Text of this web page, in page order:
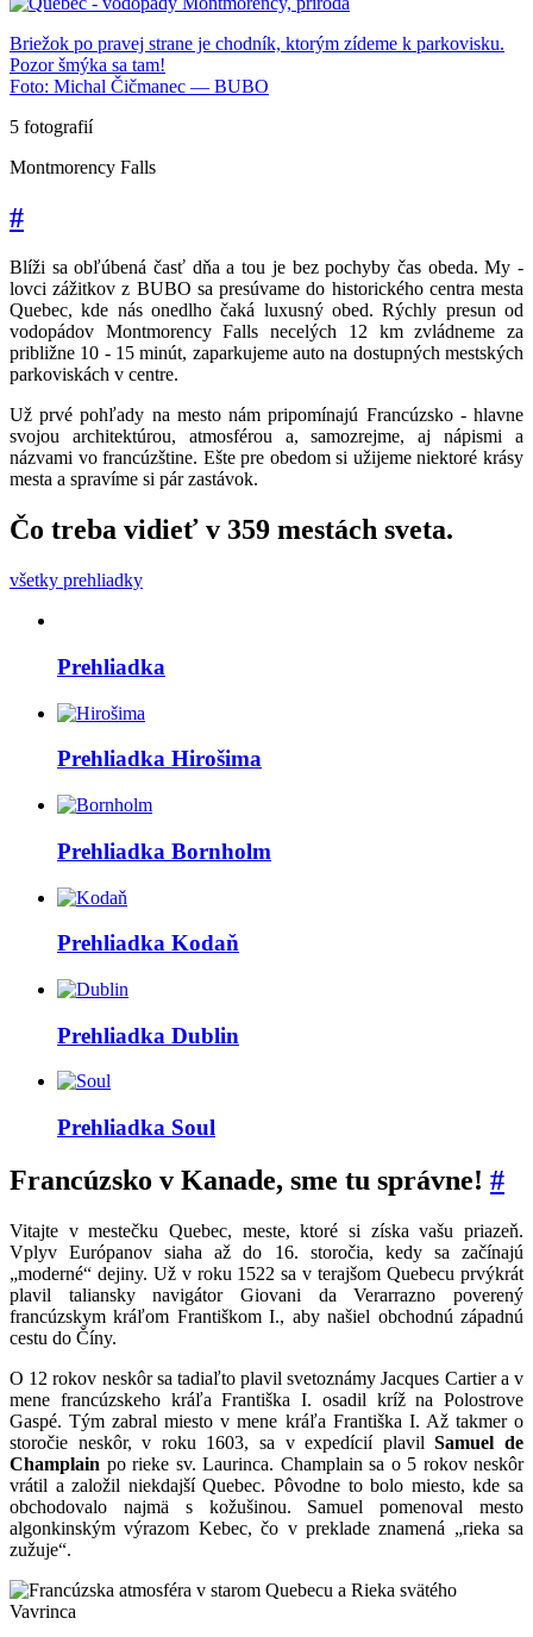
Briežok po pravej strane je chodník, ktorým zídeme k parkovisku.
Pozor šmýka sa tam!
Foto: Michal Čičmanec — BUBO
5 fotografií
Montmorency Falls
#
Blíži sa obľúbená časť dňa a tou je bez pochyby čas obeda. My -
lovci zážitkov z BUBO sa presúvame do historického centra mesta
Quebec, kde nás onedlho čaká luxusný obed. Rýchly presun od
vodopádov Montmorency Falls necelých 12 km zvládneme za
približne 10 - 15 minút, zaparkujeme auto na dostupných mestských
parkoviskách v centre.
Už prvé pohľady na mesto nám pripomínajú Francúzsko - hlavne
svojou architektúrou, atmosférou a, samozrejme, aj nápismi a
názvami vo francúzštine. Ešte pre obedom si užijeme niektoré krásy
mesta a spravíme si pár zastávok.
Čo treba vidieť v 359 mestách sveta.
všetky prehliadky
Prehliadka
Prehliadka Hirošima
Prehliadka Bornholm
Prehliadka Kodaň
Prehliadka Dublin
Prehliadka Soul
Francúzsko v Kanade, sme tu správne! #
Vitajte v mestečku Quebec, meste, ktoré si získa vašu priazeň.
Vplyv Európanov siaha až do 16. storočia, kedy sa začínajú
„moderné“ dejiny. Už v roku 1522 sa v terajšom Quebecu prvýkrát
plavil taliansky navigátor Giovani da Verarrazno poverený
francúzskym kráľom Františkom I., aby našiel obchodnú západnú
cestu do Číny.
O 12 rokov neskôr sa tadiaľto plavil svetoznámy Jacques Cartier a v
mene francúzskeho kráľa Františka I. osadil kríž na Polostrove
Gaspé. Tým zabral miesto v mene kráľa Františka I. Až takmer o
storočie neskôr, v roku 1603, sa v expedícií plavilSamuel de
Champlain po rieke sv. Laurinca. Champlain sa o 5 rokov neskôr
vrátil a založil niekdajší Quebec. Pôvodne to bolo miesto, kde sa
obchodovalo najmä s kožušinou. Samuel pomenoval mesto
algonkinským výrazom Kebec, čo v preklade znamená „rieka sa
zužuje“.